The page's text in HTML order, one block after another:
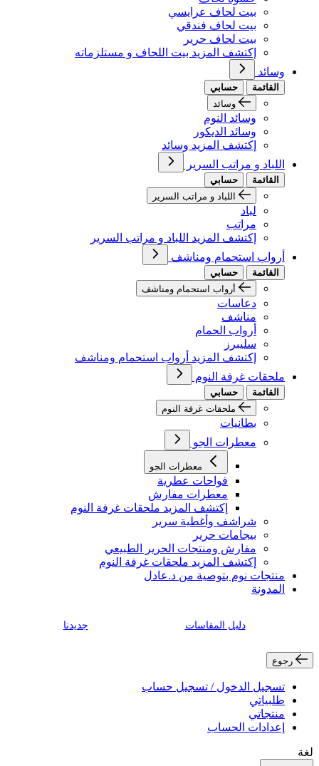
بيت لحاف عرايسي
بيت لحاف فندقي
بيت لحاف حرير
إكتشف المزيد بيت اللحاف و مستلزماته
وسائد
القائمة
حسابي
وسائد
وسائد النوم
وسائد الديكور
إكتشف المزيد وسائد
اللباد و مراتب السرير
القائمة
حسابي
اللباد و مراتب السرير
لباد
مراتب
إكتشف المزيد اللباد و مراتب السرير
أرواب استحمام ومناشف
القائمة
حسابي
أرواب استحمام ومناشف
دعاسات
مناشف
أرواب الحمام
سليبرز
إكتشف المزيد أرواب استحمام ومناشف
ملحقات غرفة النوم
القائمة
حسابي
ملحقات غرفة النوم
بطانيات
معطرات الجو
معطرات الجو
فواحات عطرية
معطرات مفارش
إكتشف المزيد ملحقات غرفة النوم
شراشف وأغطية سرير
بيجامات حرير
مفارش ومنتجات الحرير الطبيعي
إكتشف المزيد ملحقات غرفة النوم
منتجات نوم بتوصية من د.عادل
المدونة
دليل المقاسات جديدنا
رجوع
تسجيل الدخول / تسجيل حساب
طلبياتي
منتجاتي
إعدادات الحساب
لغة